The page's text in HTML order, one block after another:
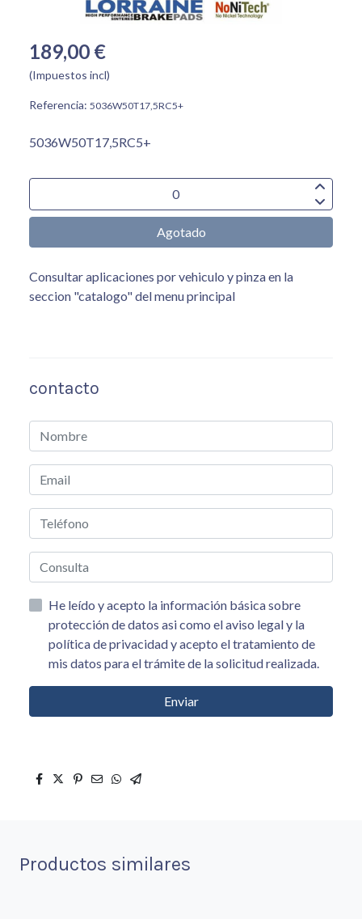
189,00 €
(Impuestos incl)
Referencia: 5036W50T17,5RC5+
5036W50T17,5RC5+
Agotado
Consultar aplicaciones por vehiculo y pinza en la
seccion "catalogo" del menu principal
contacto
He leído y acepto la información básica sobre
protección de datos asi como el aviso legal y la
política de privacidad y acepto el tratamiento de
mis datos para el trámite de la solicitud realizada.
Enviar
Productos similares